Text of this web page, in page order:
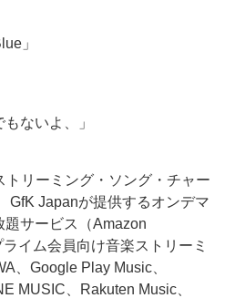
」
ないよ、」
リーミング・ソング・チャー
GfK Japanが提供するオンデマ
題サービス（Amazon
イム会員向け音楽ストリーミ
、Google Play Music、
MUSIC、Rakuten Music、